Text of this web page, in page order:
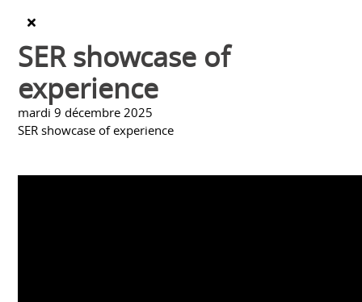
SER showcase of
experience
mardi 9 décembre 2025
SER showcase of experience